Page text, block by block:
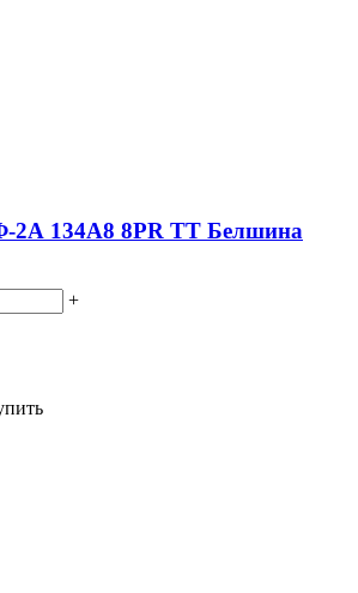
2А 134A8 8PR TT Белшина
+